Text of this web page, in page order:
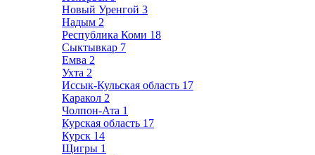
Новый Уренгой 3
Надым 2
Республика Коми 18
Сыктывкар 7
Емва 2
Ухта 2
Иссык-Кульская область 17
Каракол 2
Чолпон-Ата 1
Курская область 17
Курск 14
Щигры 1